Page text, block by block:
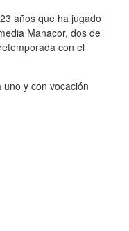
años que ha jugado
Manacor, dos de
con el
y con vocación